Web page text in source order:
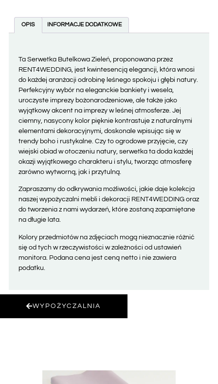
OPIS INFORMACJE DODATKOWE
Ta Serwetka Butelkowa Zieleń, proponowana przez
RENT4WEDDING, jest kwintesencją elegancji, która wnosi
do każdej aranżacji odrobinę leśnego spokoju i głębi natury.
Perfekcyjny wybór na eleganckie bankiety i wesela,
uroczyste imprezy bożonarodzeniowe, ale także jako
wyjątkowy akcent na imprezy w leśnej atmosferze. Jej
ciemny, nasycony kolor pięknie kontrastuje z naturalnymi
elementami dekoracyjnymi, doskonale wpisując się w
trendy boho i rustykalne. Czy to ogrodowe przyjęcie, czy
wiejski obiad w otoczeniu natury, serwetka ta doda każdej
okazji wyjątkowego charakteru i stylu, tworząc atmosferę
zarówno wytworną, jak i przytulną.
Zapraszamy do odkrywania możliwości, jakie daje kolekcja
naszej wypożyczalni mebli i dekoracji RENT4WEDDING oraz
do tworzenia z nami wydarzeń, które zostaną zapamiętane
na długie lata.
Kolory przedmiotów na zdjęciach mogą nieznacznie różnić
się od tych w rzeczywistości w zależności od ustawień
monitora. Podana cena jest ceną netto i nie zawiera
podatku.
WYPOŻYCZALNIA